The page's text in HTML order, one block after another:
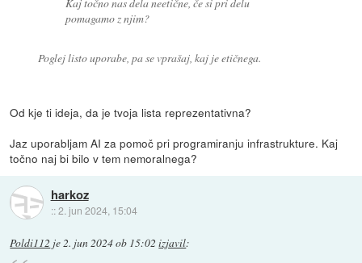
pomagamo z njim?
Poglej listo uporabe, pa se vprašaj, kaj je etičnega.
Od kje ti ideja, da je tvoja lista reprezentativna?
Jaz uporabljam AI za pomoč pri programiranju infrastrukture. Kaj
točno naj bi bilo v tem nemoralnega?
harkoz
::2. jun 2024, 15:04
Poldi112 je2. jun 2024 ob 15:02 izjavil: